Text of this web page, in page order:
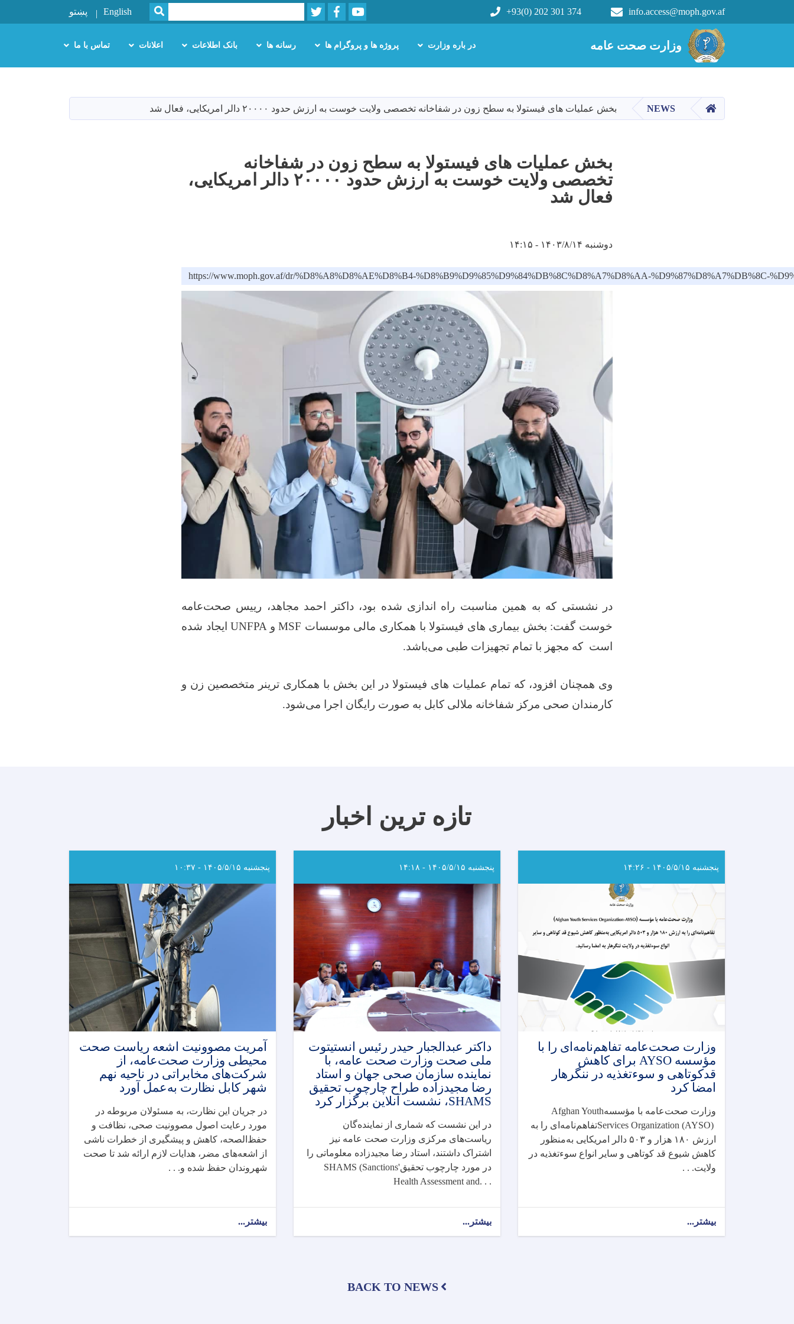
content
وزارت صحت عامه
info.access@moph.gov.af
+93(0) 202 301 374
Youtube
Facebook
Twitter
Search
SEARCH
English پښتو
Main navigation
وزارت صحت عامه در باره وزارت پروژه ها و پروگرام ها رسانه ها بانک اطلاعات اعلانات تماس با ما
HOME
NEWS بخش عملیات های فیستولا به سطح زون در شفاخانه تخصصی ولایت خوست به ارزش حدود ۲۰۰۰۰ دالر امریکایی، فعال شد
بخش عملیات های فیستولا به سطح زون در شفاخانه
تخصصی ولایت خوست به ارزش حدود ۲۰۰۰۰ دالر امریکایی،
فعال شد
دوشنبه ۱۴۰۳/۸/۱۴ - ۱۴:۱۵
https://www.moph.gov.af/dr/%D8%A8%D8%AE%D8%B4-%D8%B9%D9%85%D9%84%DB%8C%D8%A7%D8%AA-%D9%87%D8%A7%DB%8C-
در نشستی که به همین مناسبت راه اندازی شده بود، داکتر احمد مجاهد، رییس صحت‌عامه
خوست گفت: بخش بیماری های فیستولا با همکاری مالی موسسات MSF و UNFPA ایجاد شده
است که مجهز با تمام تجهیزات طبی می‌باشد.
وی همچنان افزود، که تمام عملیات های فیستولا در این بخش با همکاری ترینر متخصصین زن و
کارمندان صحی مرکز شفاخانه ملالی کابل به صورت رایگان اجرا می‌شود.
تازه ترین اخبار
پنجشنبه ۱۴۰۵/۵/۱۵ - ۱۴:۲۶
وزارت صحت‌عامه تفاهم‌نامه‌ای را با
مؤسسه AYSO برای کاهش
قدکوتاهی و سوءتغذیه در ننگرهار
امضا کرد
وزارت صحت‌عامه با مؤسسهAfghan Youth
Services Organization (AYSO)تفاهم‌نامه‌ای را به
ارزش ۱۸۰ هزار و ۵۰۳ دالر امریکایی به‌منظور
کاهش شیوع قد کوتاهی و سایر انواع سوءتغذیه در
ولایت. . .
بیشتر...
پنجشنبه ۱۴۰۵/۵/۱۵ - ۱۴:۱۸
داکتر عبدالجبار حیدر رئیس انستیتوت
ملی صحت وزارت صحت عامه، با
نماینده سازمان صحی جهان و استاد
رضا مجیدزاده طراح چارچوب تحقیق
SHAMS، نشست آنلاین برگزار کرد
در این نشست که شماری از نماینده‌گان
ریاست‌های مرکزی وزارت صحت عامه نیز
اشتراک داشتند، استاد رضا مجیدزاده معلوماتی را
در مورد چارچوب تحقیقSHAMS (Sanctions'
Health Assessment and. . .
بیشتر...
انستیتوت
پنجشنبه ۱۴۰۵/۵/۱۵ - ۱۰:۳۷
آمریت مصوونیت اشعه ریاست صحت
محیطی وزارت صحت‌عامه، از
شرکت‌های مخابراتی در ناحیه نهم
شهر کابل نظارت به‌عمل آورد
در جریان این نظارت، به مسئولان مربوطه در
مورد رعایت اصول مصوونیت صحی، نظافت و
حفظ‌الصحه، کاهش و پیشگیری از خطرات ناشی
از اشعه‌های مضر، هدایات لازم ارائه شد تا صحت
شهروندان حفظ شده و. . .
بیشتر...
BACK TO NEWS